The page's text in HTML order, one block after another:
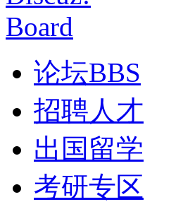
论坛BBS
招聘人才
出国留学
考研专区